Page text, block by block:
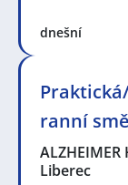
dnešní
ranní
ALZHEIMER
Liberec